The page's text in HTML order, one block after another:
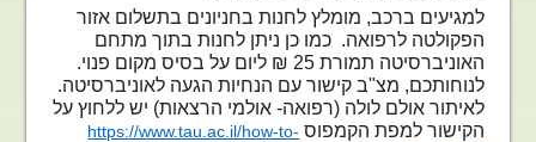
למגיעים ברכב, מומלץ לחנות בחניונים בתשלום אזור
הפקולטה לרפואה. כמו כן ניתן לחנות בתוך מתחם
האוניברסיטה תמורת 25 ₪ ליום על בסיס מקום פנוי.
לנוחותכם, מצ"ב קישור עם הנחיות הגעה לאוניברסיטה.
לאיתור אולם לולה (רפואה- אולמי הרצאות) יש ללחוץ על
הקישור למפת הקמפוס https://www.tau.ac.il/how-to-